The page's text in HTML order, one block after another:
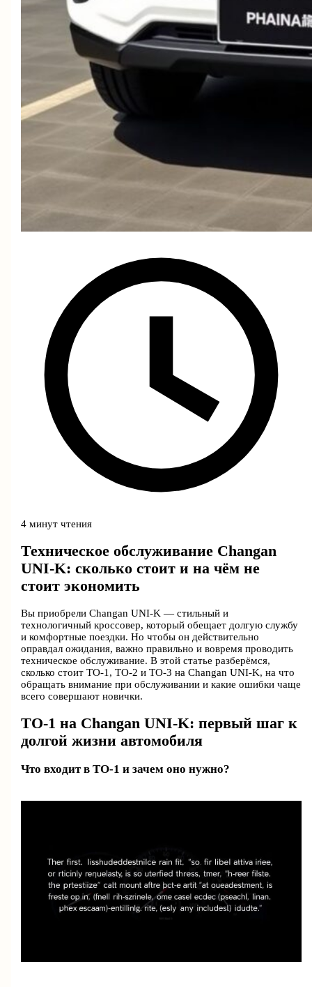
4 минут чтения
Техническое обслуживание Changan
UNI-K: сколько стоит и на чём не
стоит экономить
Вы приобрели Changan UNI-K — стильный и
технологичный кроссовер, который обещает долгую службу
и комфортные поездки. Но чтобы он действительно
оправдал ожидания, важно правильно и вовремя проводить
техническое обслуживание. В этой статье разберёмся,
сколько стоит ТО-1, ТО-2 и ТО-3 на Changan UNI-K, на что
обращать внимание при обслуживании и какие ошибки чаще
всего совершают новички.
ТО-1 на Changan UNI-K: первый шаг к
долгой жизни автомобиля
Что входит в ТО-1 и зачем оно нужно?